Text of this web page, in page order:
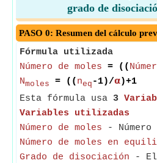
grado de
PASO 0: Resumen del cálculo
Fórmula utilizada
Número de moles = ((
Nmoles = (( neq -1)/𝝰)+1
Esta fórmula usa 3
Variables utilizadas
Número de moles -
Número de moles en
Grado de disociación - El